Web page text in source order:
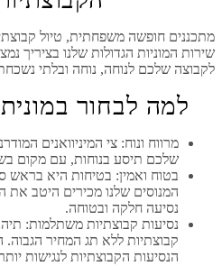
מתכננים חופשה משפחתית, טיול
שירות המוניות הגדולות שלנו בציריך
לקבוצה שלכם לנוחה, נוחה ובלתי
למה לבחור
מרווח ונוח: צי המיניוואנים
שלכם תיסע בנוחות, עם מקום
בטוח ואמין: בטיחות היא בראש
המנוסים שלנו מכירים היטב את
נסיעה חלקה ובטוחה.
נסיעות קבוצתיות משתלמות:
קבוצתיות ללא תג המחיר
הנסיעות הקבוצתיות לנגישות